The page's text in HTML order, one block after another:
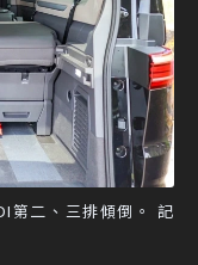
第二、三排傾倒。 記